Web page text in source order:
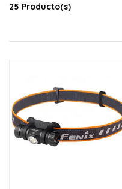
25 Producto(s)